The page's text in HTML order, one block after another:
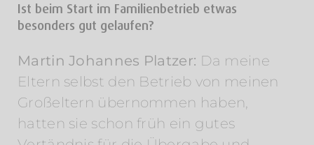
Ist beim Start im Familienbetrieb etwas
besonders gut gelaufen?
Martin Johannes Platzer: Da meine
Eltern selbst den Betrieb von meinen
Großeltern übernommen haben,
hatten sie schon früh ein gutes